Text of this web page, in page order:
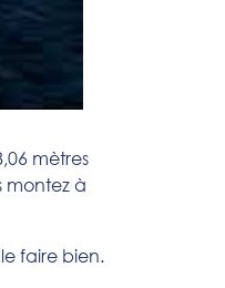
mètres
montez à
faire bien.